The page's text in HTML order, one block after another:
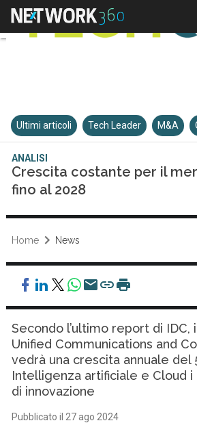
Ultimi articoli Tech Leader M&A
ANALISI
Crescita costante per il
fino al 2028
Home News
Secondo l’ultimo report di
Unified Communications and
vedrà una crescita annuale del
Intelligenza artificiale e Cloud
di innovazione
Pubblicato il 27 ago 2024